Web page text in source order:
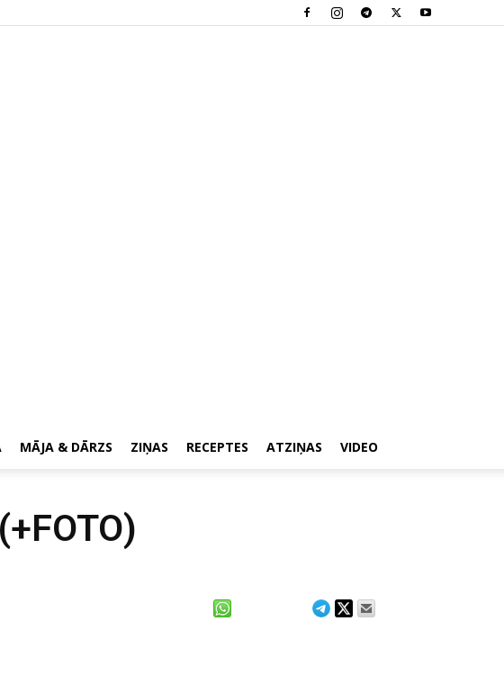
MĀJA & DĀRZS ZIŅAS RECEPTES ATZIŅAS VIDEO